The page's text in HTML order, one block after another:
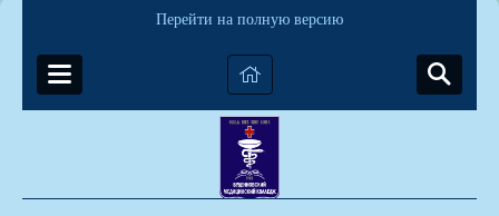
Перейти на полную версию